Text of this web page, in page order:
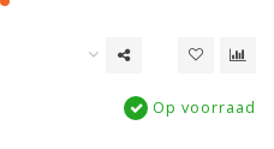
Op voorraad